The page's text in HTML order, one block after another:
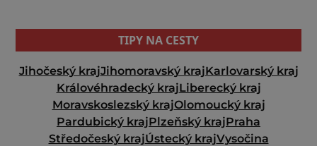
TIPY NA CESTY
Jihočeský krajJihomoravský krajKarlovarský kraj
Královéhradecký krajLiberecký kraj
Moravskoslezský krajOlomoucký kraj
Pardubický krajPlzeňský krajPraha
Středočeský krajÚstecký krajVysočina